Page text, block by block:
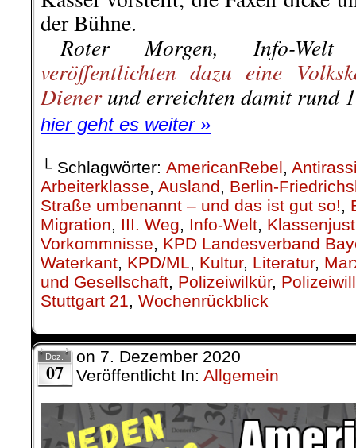
Zurückblickend auf die
kommentierbare
wir hier zur Diskussion stellen.
(Kommentar bitte unten
30. November |Berlin: G
Haushaltausschuss darf
nicht beschließen!
Am 26. Juli 2020 fand der erfolgreiche
in Israel statt. Diese Dohne ist auch